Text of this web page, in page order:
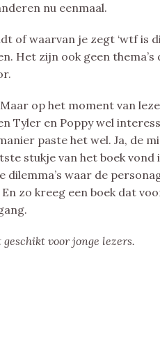
nu eenmaal.
of waarvan je zegt ‘wtf is
Het zijn ook geen
op het moment van
Tyler en Poppy wel
paste het wel. Ja, de
stukje van het boek
waar de
zo kreeg een boek dat
voor jonge lezers.